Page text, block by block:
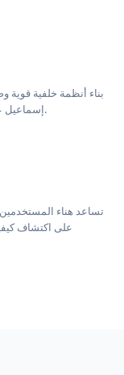
بناء أنظمة خلفية
إسماعيل على البنية التحتية صلبة حتى لا تضطر أبدًا للتفكير فيها.
على اكتشاف